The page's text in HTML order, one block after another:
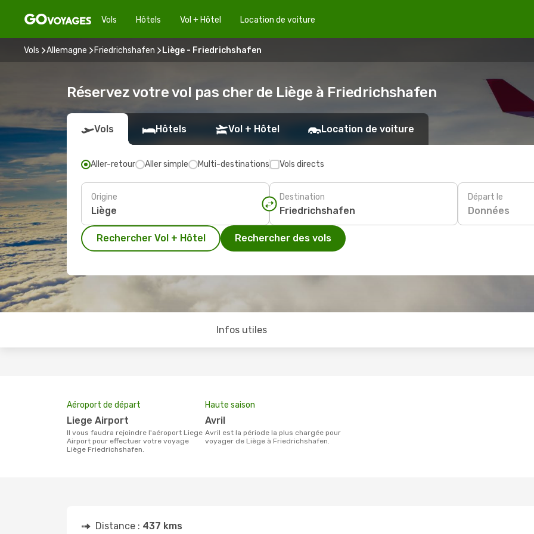
Vols Hôtels Vol + Hôtel Location de voiture
Vols Allemagne Friedrichshafen Liège - Friedrichshafen
Réservez votre vol pas cher de Liège à Friedrichshafen
Vols Hôtels Vol + Hôtel Location de voiture
Aller-retour Aller simple Multi-destinations Vols directs
Origine Destination Départ le
Données
Rechercher Vol + Hôtel Rechercher des vols
Infos utiles
Aéroport de départ
Liege Airport
Il vous faudra rejoindre l'aéroport Liege
Airport pour effectuer votre voyage
Liège Friedrichshafen.
Haute saison
avril
avril est la période la plus chargée pour
voyager de Liège à Friedrichshafen.
Distance : 437 kms